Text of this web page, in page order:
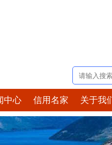
中心 信用名家 关于我